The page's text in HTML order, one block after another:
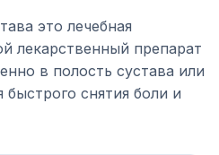
это лечебная
лекарственный препарат
в полость сустава или
снятия боли и